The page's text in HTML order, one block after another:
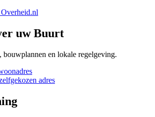
Overheid.nl
uw Buurt
bouwplannen en lokale regelgeving.
adres